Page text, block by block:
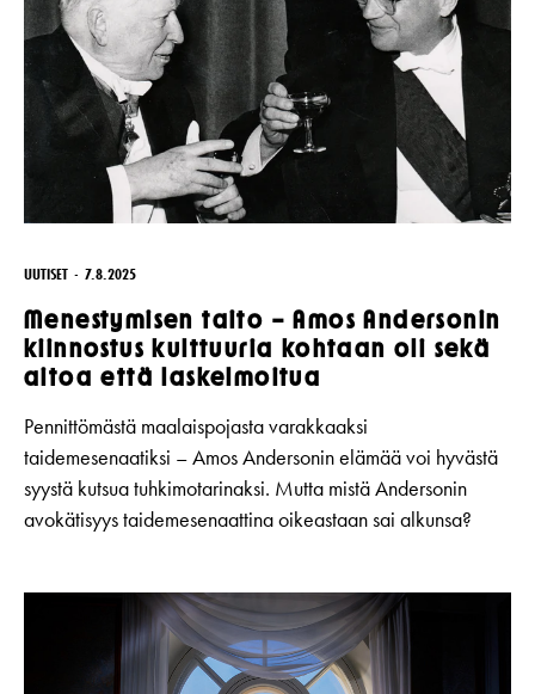
UUTISET 7.8.2025
Menestymisen taito – Amos Andersonin
kiinnostus kulttuuria kohtaan oli sekä
aitoa että laskelmoitua
Pennittömästä maalaispojasta varakkaaksi
taidemesenaatiksi – Amos Andersonin elämää voi hyvästä
syystä kutsua tuhkimotarinaksi. Mutta mistä Andersonin
avokätisyys taidemesenaattina oikeastaan sai alkunsa?